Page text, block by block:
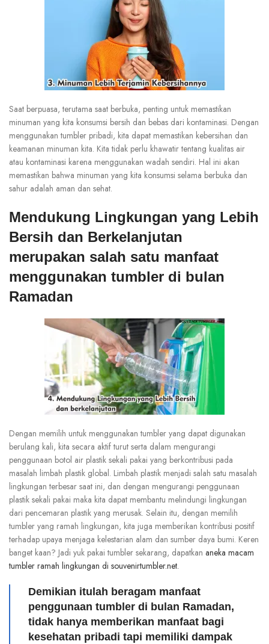
Saat berpuasa, terutama saat berbuka, penting untuk memastikan
minuman yang kita konsumsi bersih dan bebas dari kontaminasi. Dengan
menggunakan tumbler pribadi, kita dapat memastikan kebersihan dan
keamanan minuman kita. Kita tidak perlu khawatir tentang kualitas air
atau kontaminasi karena menggunakan wadah sendiri. Hal ini akan
memastikan bahwa minuman yang kita konsumsi selama berbuka dan
sahur adalah aman dan sehat.
Mendukung Lingkungan yang Lebih
Bersih dan Berkelanjutan
merupakan salah satu manfaat
menggunakan tumbler di bulan
Ramadan
Dengan memilih untuk menggunakan tumbler yang dapat digunakan
berulang kali, kita secara aktif turut serta dalam mengurangi
penggunaan botol air plastik sekali pakai yang berkontribusi pada
masalah limbah plastik global. Limbah plastik menjadi salah satu masalah
lingkungan terbesar saat ini, dan dengan mengurangi penggunaan
plastik sekali pakai maka kita dapat membantu melindungi lingkungan
dari pencemaran plastik yang merusak. Selain itu, dengan memilih
tumbler yang ramah lingkungan, kita juga memberikan kontribusi positif
terhadap upaya menjaga kelestarian alam dan sumber daya bumi. Keren
banget kaan? Jadi yuk pakai tumbler sekarang, dapatkan aneka macam
tumbler ramah lingkungan di souvenirtumbler.net.
Demikian itulah beragam manfaat
penggunaan tumbler di bulan Ramadan,
tidak hanya memberikan manfaat bagi
kesehatan pribadi tapi memiliki dampak